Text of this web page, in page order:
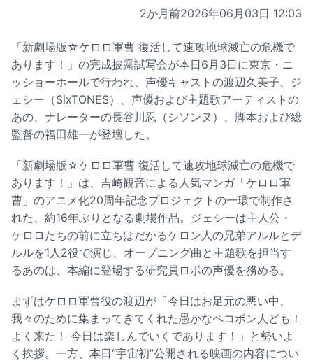
2か月前2026年06月03日 12:03
「新劇場版☆ケロロ軍曹 復活して速攻地球滅亡の危機で
あります！」の完成披露試写会が本日6月3日に東京・ニ
ッショーホールで行われ、声優キャストの渡辺久美子、ジ
ェシー（SixTONES）、声優および主題歌アーティストの
あの、ナレーターの長谷川忍（シソンヌ）、脚本および総
監督の福田雄一が登壇した。
「新劇場版☆ケロロ軍曹 復活して速攻地球滅亡の危機で
あります！」は、吉崎観音による人気マンガ「ケロロ軍
曹」のアニメ化20周年記念プロジェクトの一環で制作さ
れた、約16年ぶりとなる劇場作品。ジェシーは主人公・
ケロロたちの前に立ちはだかるケロン人の兄弟アルルとデ
ルルを1人2役で演じ、オープニング曲と主題歌を担当す
るあのは、本編に登場する研究員ロボの声優を務める。
まずはケロロ軍曹役の渡辺が「今日はお足元の悪い中、
我々のために集まってきてくれた愚かなペコポン人ども！
よく来た！ 今日は楽しんでいくであります！」と勢いよ
く挨拶。一方、本日“宇宙初”公開される映画の内容につい